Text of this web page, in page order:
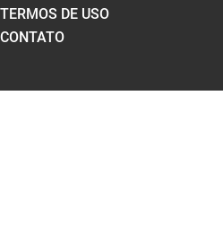
TERMOS DE USO
CONTATO